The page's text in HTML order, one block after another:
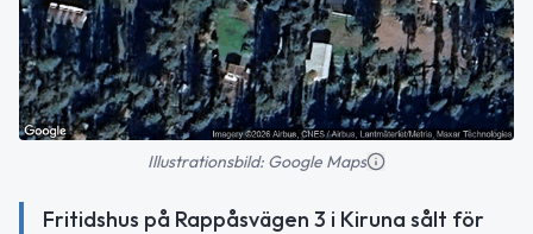
Illustrationsbild: Google Maps
Fritidshus på Rappåsvägen 3 i Kiruna sålt för